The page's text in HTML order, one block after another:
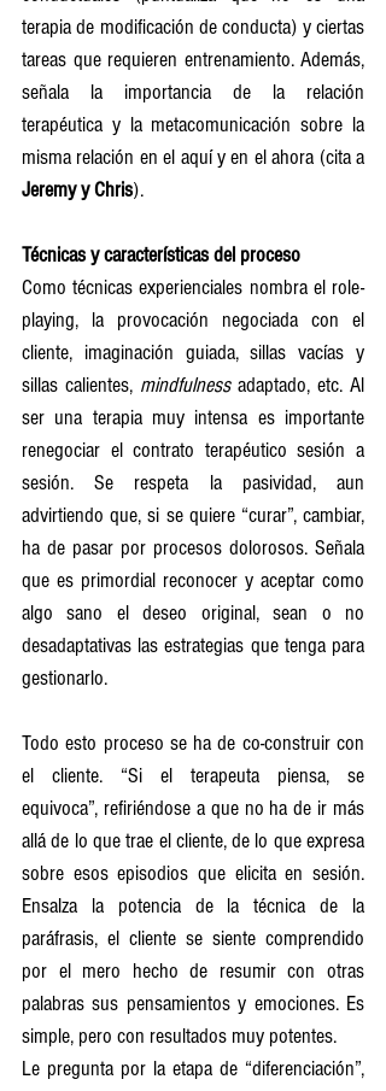
terapia de modificación de conducta) y ciertas
tareas que requieren entrenamiento. Además,
señala la importancia de la relación
terapéutica y la metacomunicación sobre la
Jeremy y Chris).
Técnicas y características del proceso
Como técnicas experienciales nombra el role-
playing, la provocación negociada con el
cliente, imaginación guiada, sillas vacías y
sillas calientes, mindfulness adaptado, etc. Al
ser una terapia muy intensa es importante
renegociar el contrato terapéutico sesión a
sesión. Se respeta la pasividad, aun
advirtiendo que, si se quiere “curar”, cambiar,
ha de pasar por procesos dolorosos. Señala
que es primordial reconocer y aceptar como
algo sano el deseo original, sean o no
desadaptativas las estrategias que tenga para
gestionarlo.
Todo esto proceso se ha de co-construir con
el cliente. “Si el terapeuta piensa, se
equivoca”, refiriéndose a que no ha de ir más
allá de lo que trae el cliente, de lo que expresa
sobre esos episodios que elicita en sesión.
Ensalza la potencia de la técnica de la
paráfrasis, el cliente se siente comprendido
por el mero hecho de resumir con otras
palabras sus pensamientos y emociones. Es
simple, pero con resultados muy potentes.
Le pregunta por la etapa de “diferenciación”,